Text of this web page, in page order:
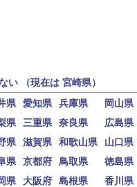
い （現在は 宮崎県）
県 愛知県 兵庫県 岡山県
県 三重県 奈良県 広島県
県 滋賀県 和歌山県 山口県
県 京都府 鳥取県 徳島県
県 大阪府 島根県 香川県